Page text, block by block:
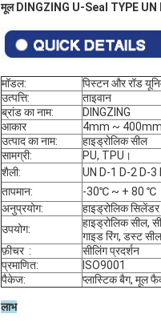
मूल DINGZING U-Seal TYPE UN
मॉडल:
पिस्टन और रॉड
उत्पत्ति:
ताइवान
ब्रांड का नाम:
DINGZING
आकार
4mm ~ 400mm
उत्पाद का नाम:
हाइड्रोलिक सील
सामग्री:
PU, TPU।
शैली:
UN D-1 D-2 D-3
तापमान:
-30℃ ~ + 80 ℃
अनुप्रयोग:
हाइड्रोलिक सिलेंडर
उपयोग:
हाइड्रोलिक सील,
गाइड रिंग, डस्ट
फ़ीचर :
सीलिंग प्रदर्शन
प्रमाणित:
ISO9001
पैकेज:
प्लास्टिक बैग, मूल
लाभ